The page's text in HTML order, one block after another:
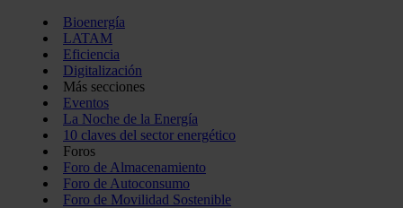
Bioenergía
LATAM
Eficiencia
Digitalización
Más secciones
Eventos
La Noche de la Energía
10 claves del sector energético
Foros
Foro de Almacenamiento
Foro de Autoconsumo
Foro de Movilidad Sostenible